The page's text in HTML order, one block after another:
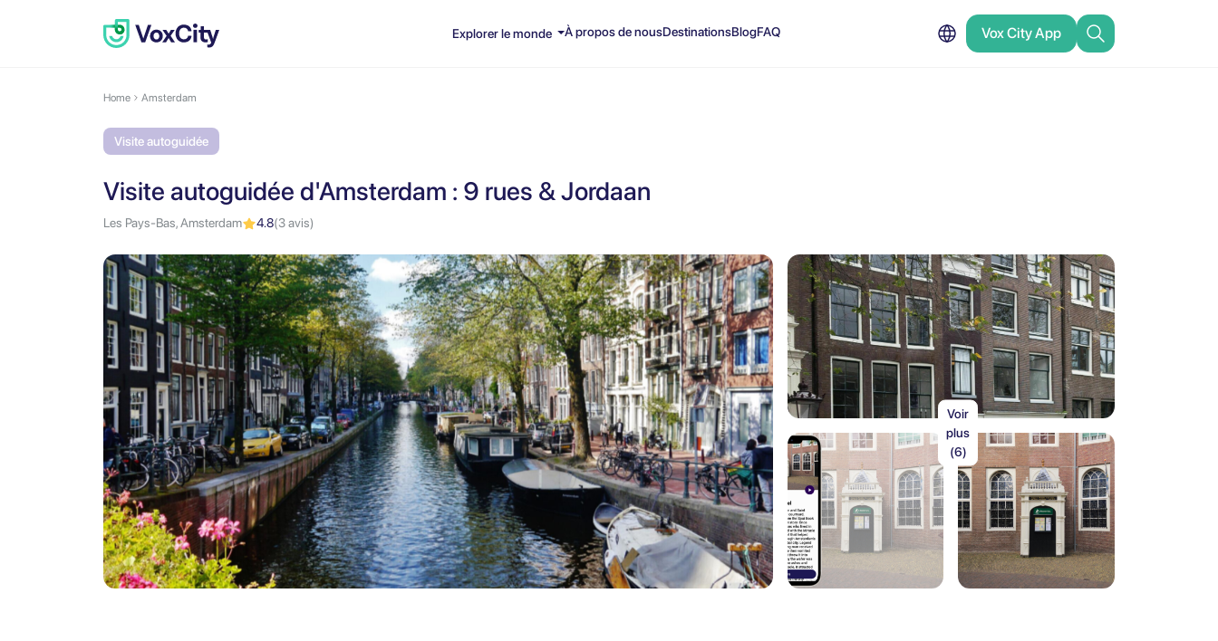
Explorer le monde À propos de nousDestinationsBlogFAQ Vox City App
Home Amsterdam
Visite autoguidée
Visite autoguidée d'Amsterdam : 9 rues & Jordaan
Les Pays-Bas, Amsterdam 4.8(3 avis)
Voir
plus
(6)